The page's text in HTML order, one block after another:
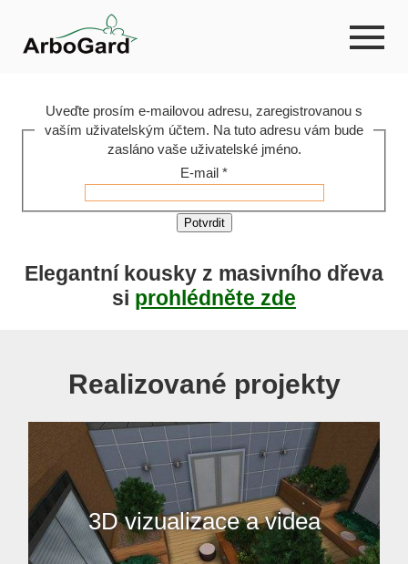
Uveďte prosím e-mailovou adresu, zaregistrovanou s
vaším uživatelským účtem. Na tuto adresu vám bude
zasláno vaše uživatelské jméno.
E-mail *
Potvrdit
Elegantní kousky z masivního dřeva
si prohlédněte zde
Realizované projekty
3D vizualizace a videa